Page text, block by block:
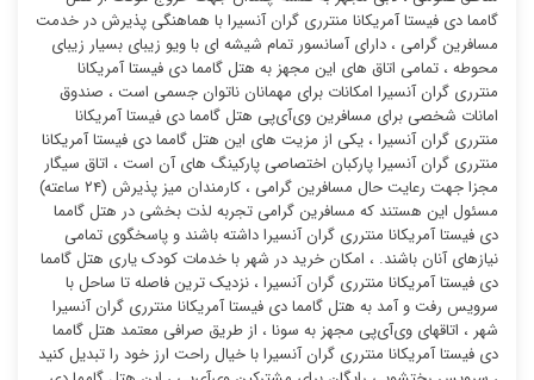
گامما دی فیستا آمریکانا منترری گران آنسیرا با هماهنگی پذیرش در خدمت
مسافرین گرامی ، دارای آسانسور تمام شیشه ای با ویو زیبای بسیار زیبای
محوطه ، تمامی اتاق های این مجهز به هتل گامما دی فیستا آمریکانا
منترری گران آنسیرا امکانات برای مهمانان ناتوان جسمی است ، صندوق
امانات شخصی برای مسافرین وی‌آی‌پی هتل گامما دی فیستا آمریکانا
منترری گران آنسیرا ، یکی از مزیت های این هتل گامما دی فیستا آمریکانا
منترری گران آنسیرا پارکبان اختصاصی پارکینگ های آن است ، اتاق سیگار
مجزا جهت رعایت حال مسافرین گرامی ، کارمندان میز پذیرش (۲۴ ساعته)
مسئول این هستند که مسافرین گرامی تجربه لذت بخشی در هتل گامما
دی فیستا آمریکانا منترری گران آنسیرا داشته باشند و پاسخگوی تمامی
نیازهای آنان باشند. ، امکان خرید در شهر با خدمات کودک یاری هتل گامما
دی فیستا آمریکانا منترری گران آنسیرا ، نزدیک ترین فاصله تا ساحل با
سرویس رفت و آمد به هتل گامما دی فیستا آمریکانا منترری گران آنسیرا
شهر ، اتاقهای وی‌آی‌پی مجهز به سونا ، از طریق صرافی معتمد هتل گامما
دی فیستا آمریکانا منترری گران آنسیرا با خیال راحت ارز خود را تبدیل کنید